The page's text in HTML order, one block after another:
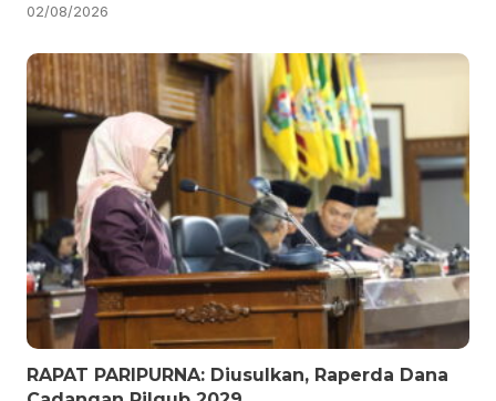
02/08/2026
RAPAT PARIPURNA: Diusulkan, Raperda Dana